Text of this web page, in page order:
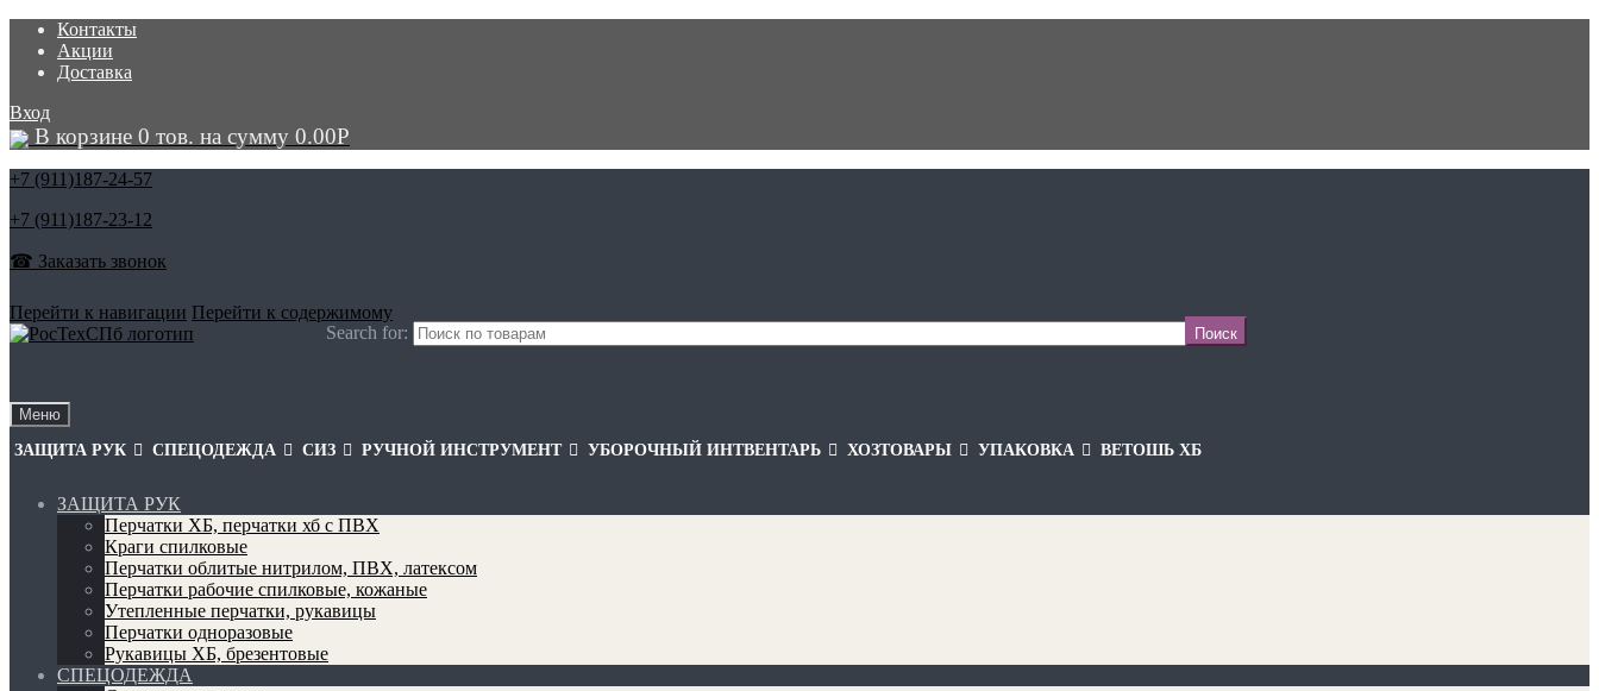
Контакты
Акции
Доставка
Вход
В корзине 0 тов. на сумму 0.00Р
+7 (911)187-24-57
+7 (911)187-23-12
☎ Заказать звонок
Search for:
Перейти к навигации Перейти к содержимому
Меню
ЗАЩИТА РУК
СПЕЦОДЕЖДА СИЗ РУЧНОЙ ИНСТРУМЕНТ УБОРОЧНЫЙ ИНТВЕНТАРЬ ХОЗТОВАРЫ УПАКОВКА ВЕТОШЬ ХБ
ЗАЩИТА РУК
Перчатки ХБ, перчатки хб с ПВХ
Краги спилковые
Перчатки облитые нитрилом, ПВХ, латексом
Перчатки рабочие спилковые, кожаные
Утепленные перчатки, рукавицы
Перчатки одноразовые
Рукавицы ХБ, брезентовые
СПЕЦОДЕЖДА